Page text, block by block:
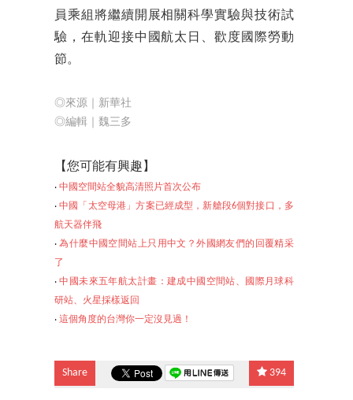
員乘組將繼續開展相關科學實驗與技術試
驗，在軌迎接中國航太日、歡度國際勞動
節。
◎來源｜新華社
◎編輯｜魏三多
【您可能有興趣】
‧ 中國空間站全貌高清照片首次公布
‧中國「太空母港」方案已經成型，新艙段6個對接口，多
航天器伴飛
‧為什麼中國空間站上只用中文？外國網友們的回覆精采
了
‧中國未來五年航太計畫：建成中國空間站、國際月球科
研站、火星採樣返回
‧ 這個角度的台灣你一定沒見過！
Share 394